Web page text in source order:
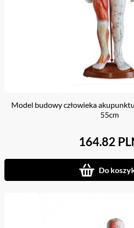
Model budowy człowieka
55cm
164.82
Do